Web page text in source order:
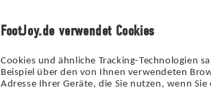
FootJoy.de verwendet Cookies
Cookies und ähnliche Tracking-Technologien
Beispiel über den von Ihnen verwendeten
Adresse Ihrer Geräte, die Sie nutzen, wenn